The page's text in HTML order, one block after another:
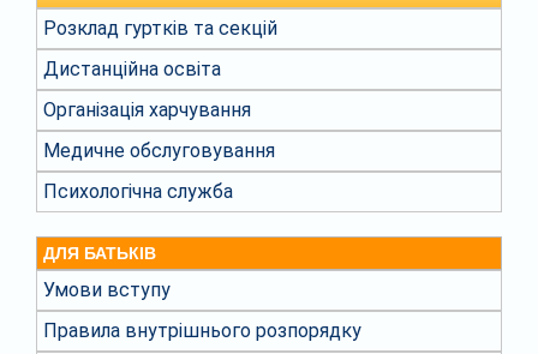
Розклад гуртків та секцій
Дистанційна освіта
Організація харчування
Медичне обслуговування
Психологічна служба
ДЛЯ БАТЬКІВ
Умови вступу
Правила внутрішнього розпорядку